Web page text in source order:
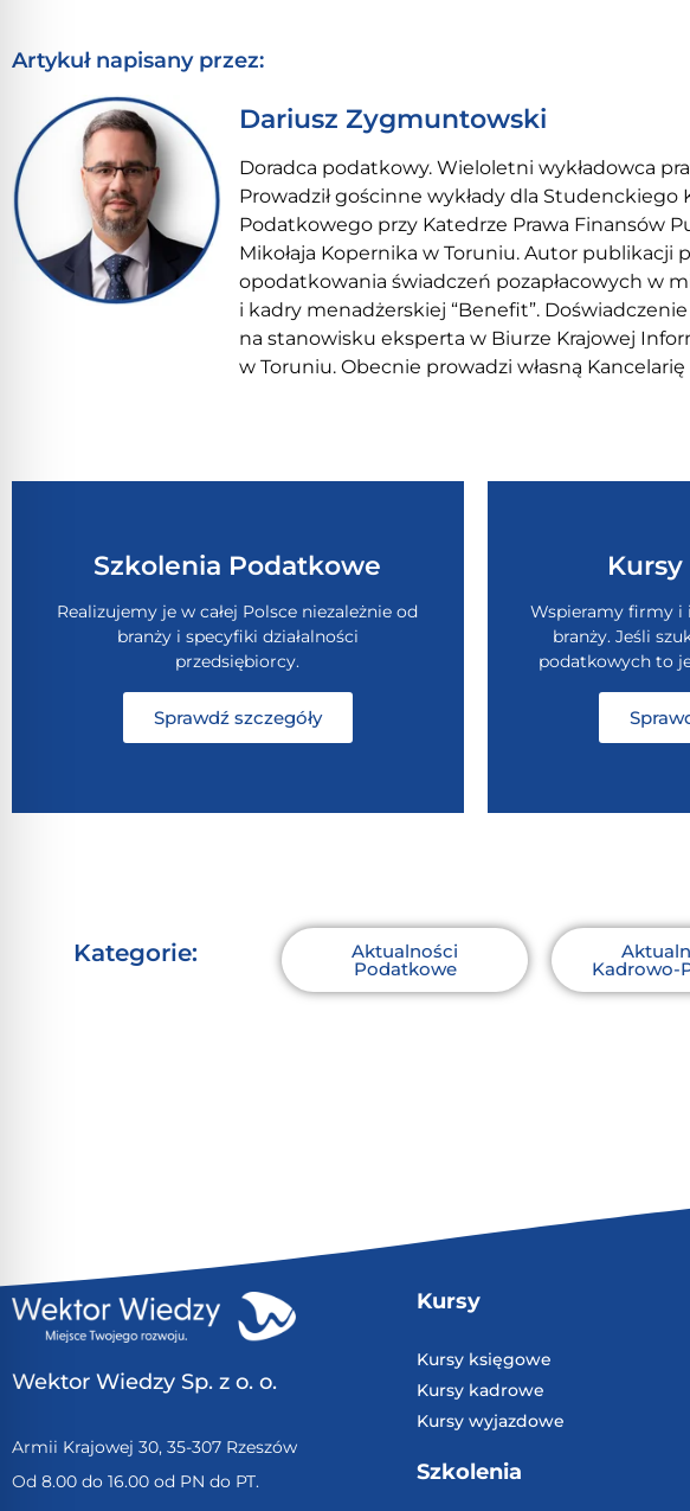
Artykuł napisany przez:
Dariusz Zygmuntowski
Doradca podatkowy. Wieloletni wykładowca
Prowadził gościnne wykłady dla Studenckiego
Podatkowego przy Katedrze Prawa Finansów
Mikołaja Kopernika w Toruniu. Autor publikacji
opodatkowania świadczeń pozapłacowych w
i kadry menadżerskiej “Benefit”.
na stanowisku eksperta w Biurze Krajowej
w Toruniu. Obecnie prowadzi własną
Szkolenia Podatkowe
Realizujemy je w całej Polsce niezależnie od
branży i specyfiki działalności
przedsiębiorcy.
Sprawdź szczegóły
Wspieramy firmy i
branży. Jeśli
podatkowych to
Kategorie: Aktualności
Podatkowe Kadrowo-
Wektor Wiedzy Sp. z o. o.
Armii Krajowej 30, 35-307 Rzeszów
Od 8.00 do 16.00 od PN do PT.
Kursy
Kursy księgowe
Kursy kadrowe
Kursy wyjazdowe
Szkolenia